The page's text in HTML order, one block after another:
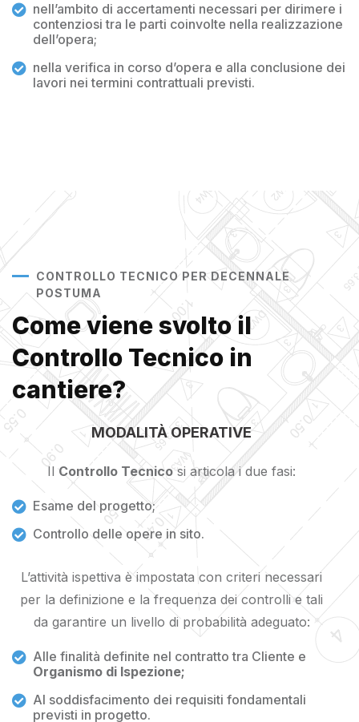
nell’ambito di accertamenti necessari per dirimere i
contenziosi tra le parti coinvolte nella realizzazione
dell’opera;
nella verifica in corso d’opera e alla conclusione dei
lavori nei termini contrattuali previsti.
CONTROLLO TECNICO PER DECENNALE
POSTUMA
Come viene svolto il
Controllo Tecnico in
cantiere?
MODALITÀ OPERATIVE
Il Controllo Tecnicosi articola i due fasi:
Esame del progetto;
Controllo delle opere in sito.
L’attività ispettiva è impostata con criteri necessari
per la definizione e la frequenza dei controlli e tali
da garantire un livello di probabilità adeguato:
Alle finalità definite nel contratto tra Cliente e
Organismo di Ispezione;
Al soddisfacimento dei requisiti fondamentali
previsti in progetto.